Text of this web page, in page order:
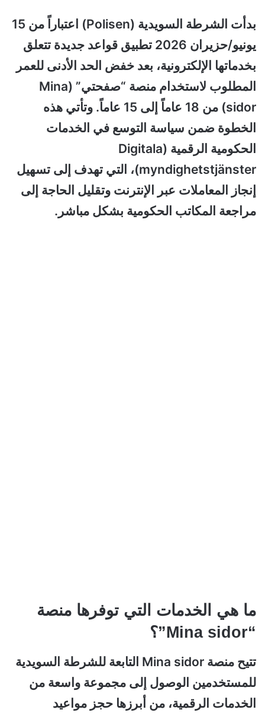
بدأت الشرطة السويدية (Polisen) اعتباراً من 15
يونيو/حزيران 2026 تطبيق قواعد جديدة تتعلق
بخدماتها الإلكترونية، بعد خفض الحد الأدنى للعمر
المطلوب لاستخدام منصة “صفحتي” (Mina
sidor) من 18 عاماً إلى 15 عاماً. وتأتي هذه
الخطوة ضمن سياسة التوسع في الخدمات
الحكومية الرقمية (Digitala
myndighetstjänster)، التي تهدف إلى تسهيل
إنجاز المعاملات عبر الإنترنت وتقليل الحاجة إلى
مراجعة المكاتب الحكومية بشكل مباشر.
ما هي الخدمات التي توفرها منصة
“Mina sidor”؟
تتيح منصة Mina sidor التابعة للشرطة السويدية
للمستخدمين الوصول إلى مجموعة واسعة من
الخدمات الرقمية، من أبرزها حجز مواعيد